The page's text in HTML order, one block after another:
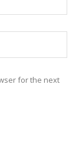
for the next